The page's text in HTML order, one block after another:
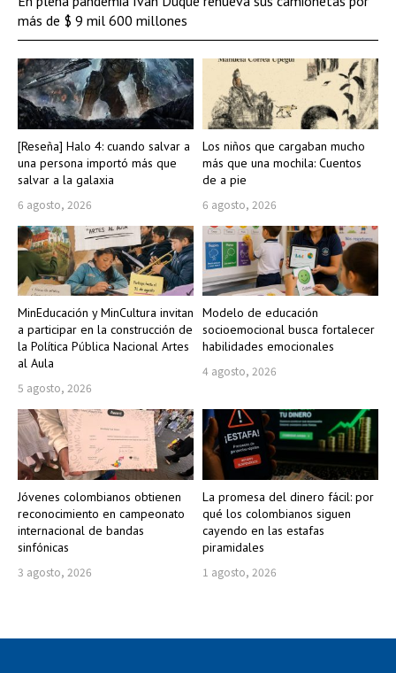
[Reseña] Halo 4: cuando salvar a
una persona importó más que
salvar a la galaxia
6 agosto, 2026
Los niños que cargaban mucho
más que una mochila: Cuentos
de a pie
6 agosto, 2026
MinEducación y MinCultura invitan
a participar en la construcción de
la Política Pública Nacional Artes
al Aula
5 agosto, 2026
Modelo de educación
socioemocional busca fortalecer
habilidades emocionales
4 agosto, 2026
Jóvenes colombianos obtienen
reconocimiento en campeonato
internacional de bandas
sinfónicas
3 agosto, 2026
La promesa del dinero fácil: por
qué los colombianos siguen
cayendo en las estafas
piramidales
1 agosto, 2026
más de $ 9 mil 600 millones